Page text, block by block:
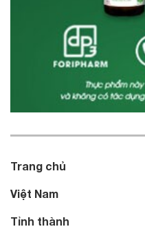
Trang chủ
Việt Nam
Tỉnh thành